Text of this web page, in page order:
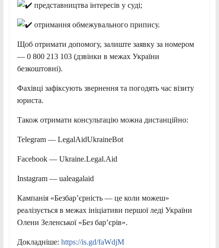
представництва інтересів у суді;
отримання обмежувального припису.
Щоб отримати допомогу, залиште заявку за номером
— 0 800 213 103 (дзвінки в межах України
безкоштовні).
Фахівці зафіксують звернення та погодять час візиту
юриста.
Також отримати консультацію можна дистанційно:
Telegram — LegalAidUkraineBot
Facebook — Ukraine.Legal.Aid
Instagram — ualeagalaid
Кампанія «Безбар’єрність — це коли можеш»
реалізується в межах ініціативи першої леді України
Олени Зеленської «Без бар’єрів».
Докладніше: https://is.gd/faWdjM